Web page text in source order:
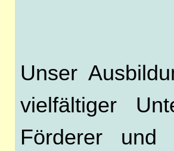
Unser
vielfältiger
Förderer und